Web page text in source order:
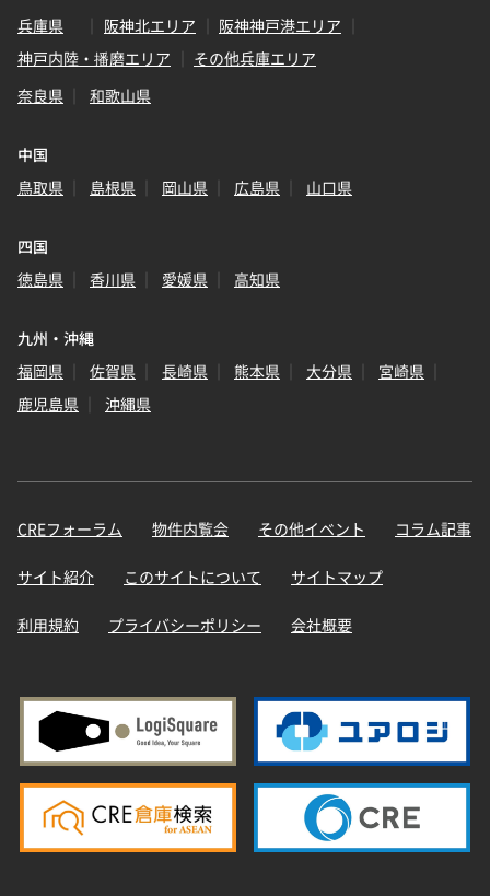
兵庫県
阪神北エリア
阪神神戸港エリア
神戸内陸・播磨エリア
その他兵庫エリア
奈良県
和歌山県
中国
鳥取県
島根県 岡山県 広島県 山口県
四国
徳島県
香川県 愛媛県 高知県
九州・沖縄
福岡県
佐賀県 長崎県 熊本県 大分県
宮崎県
鹿児島県
沖縄県
CREフォーラム 物件内覧会 その他イベント コラム記事
サイト紹介 このサイトについて サイトマップ
利用規約 プライバシーポリシー 会社概要